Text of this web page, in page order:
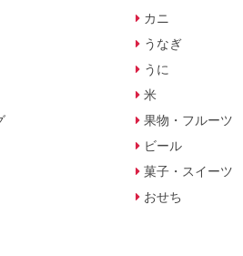
カニ
うなぎ
うに
米
果物・フルーツ
ビール
菓子・スイーツ
おせち